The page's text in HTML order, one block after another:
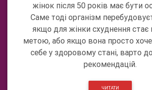
жінок після 50 років має бути
Саме тоді організм
якщо для жінки схуднення
метою, або якщо вона просто
себе у здоровому стані, варто
рекомендацій.
ЧИТАТИ